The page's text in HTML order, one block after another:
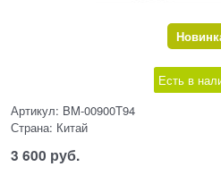
Есть в
Артикул: BM-00900T94
Страна: Китай
3 600 руб.